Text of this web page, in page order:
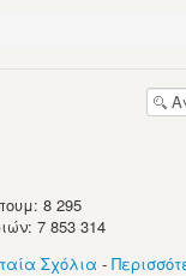
8 295
7 853 314
Σχόλια -